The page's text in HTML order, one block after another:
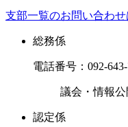
支部一覧のお問い合わせ
総務係
電話番号： 092-
議会・情報
認定係